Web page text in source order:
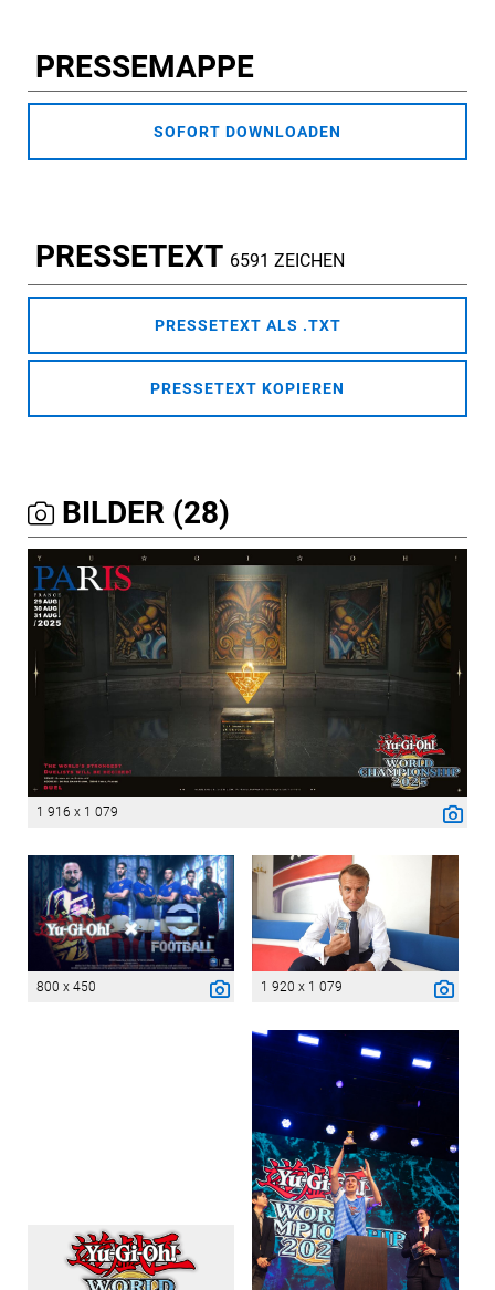
PRESSEMAPPE
SOFORT DOWNLOADEN
PRESSETEXT 6591 ZEICHEN
PRESSETEXT ALS .TXT
PRESSETEXT KOPIEREN
BILDER (28)
1 916 x 1 079
800 x 450 1 920 x 1 079